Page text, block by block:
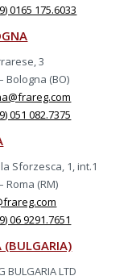
0165 175.6033
3
Bologna (BO)
051 082.7375
Sforzesca, 1, int.1
Roma (RM)
06 9291.7651
(BULGARIA)
BULGARIA LTD